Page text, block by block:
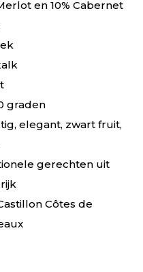
en 10% Cabernet
graden
elegant, zwart fruit,
gerechten uit
Côtes de